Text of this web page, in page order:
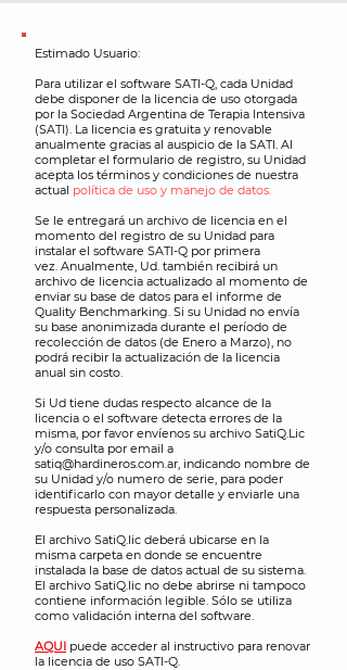
Estimado Usuario:
Para utilizar el software SATI-Q, cada Unidad
debe disponer de la licencia de uso otorgada
por la Sociedad Argentina de Terapia Intensiva
(SATI). La licencia es gratuita y renovable
anualmente gracias al auspicio de la SATI. Al
completar el formulario de registro, su Unidad
acepta los términos y condiciones de nuestra
actual política de uso y manejo de datos.
Se le entregará un archivo de licencia en el
momento del registro de su Unidad para
instalar el software SATI-Q por primera
vez. Anualmente, Ud. también recibirá un
archivo de licencia actualizado al momento de
enviar su base de datos para el informe de
Quality Benchmarking. Si su Unidad no envía
su base anonimizada durante el período de
recolección de datos (de Enero a Marzo), no
podrá recibir la actualización de la licencia
anual sin costo.
Si Ud tiene dudas respecto alcance de la
licencia o el software detecta errores de la
misma, por favor envíenos su archivo SatiQ.Lic
y/o consulta por email a
satiq@hardineros.com.ar, indicando nombre de
su Unidad y/o numero de serie, para poder
identificarlo con mayor detalle y enviarle una
respuesta personalizada.
El archivo SatiQ.lic deberá ubicarse en la
misma carpeta en donde se encuentre
instalada la base de datos actual de su sistema.
El archivo SatiQ.lic no debe abrirse ni tampoco
contiene información legible. Sólo se utiliza
como validación interna del software.
AQUI puede acceder al instructivo para renovar
la licencia de uso SATI-Q.